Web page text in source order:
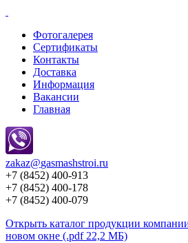
Фотогалерея
Сертификаты
Контакты
Доставка
Информация
Вакансии
Главная
zakaz@gasmashstroi.ru
+7 (8452) 400-913
+7 (8452) 400-178
+7 (8452) 400-079
Открыть каталог продукции
новом окне (.pdf 22,2 МБ)